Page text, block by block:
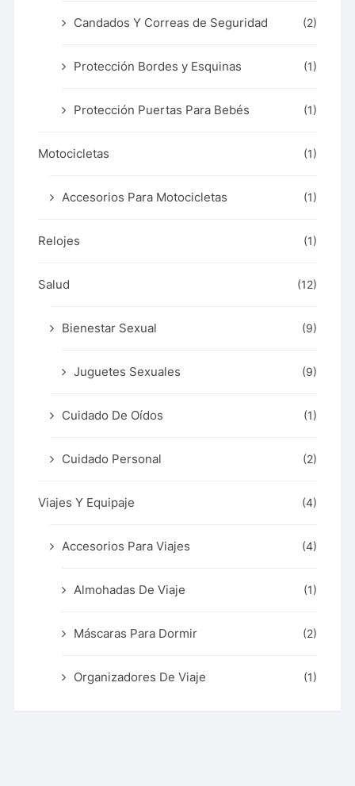
Candados Y Correas de Seguridad (2)
Protección Bordes y Esquinas (1)
Protección Puertas Para Bebés (1)
Motocicletas (1)
Accesorios Para Motocicletas (1)
Relojes (1)
Salud (12)
Bienestar Sexual (9)
Juguetes Sexuales (9)
Cuidado De Oídos (1)
Cuidado Personal (2)
Viajes Y Equipaje (4)
Accesorios Para Viajes (4)
Almohadas De Viaje (1)
Máscaras Para Dormir (2)
Organizadores De Viaje (1)